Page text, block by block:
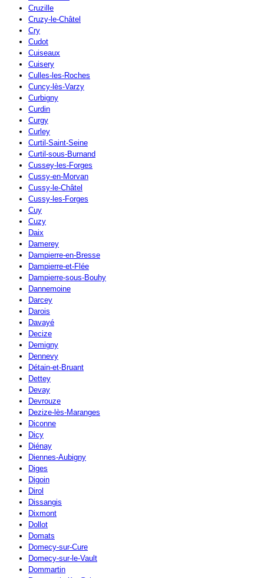
Cruzille
Cruzy-le-Châtel
Cry
Cudot
Cuiseaux
Cuisery
Culles-les-Roches
Cuncy-lès-Varzy
Curbigny
Curdin
Curgy
Curley
Curtil-Saint-Seine
Curtil-sous-Burnand
Cussey-les-Forges
Cussy-en-Morvan
Cussy-le-Châtel
Cussy-les-Forges
Cuy
Cuzy
Daix
Damerey
Dampierre-en-Bresse
Dampierre-et-Flée
Dampierre-sous-Bouhy
Dannemoine
Darcey
Darois
Davayé
Decize
Demigny
Dennevy
Détain-et-Bruant
Dettey
Devay
Devrouze
Dezize-lès-Maranges
Diconne
Dicy
Diénay
Diennes-Aubigny
Diges
Digoin
Dirol
Dissangis
Dixmont
Dollot
Domats
Domecy-sur-Cure
Domecy-sur-le-Vault
Dommartin